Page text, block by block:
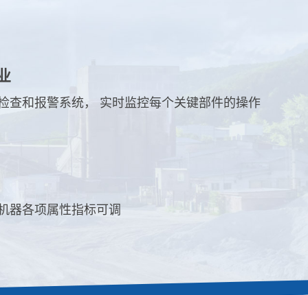
查和报警系统， 实时监控每个关键部件的操作
器各项属性指标可调